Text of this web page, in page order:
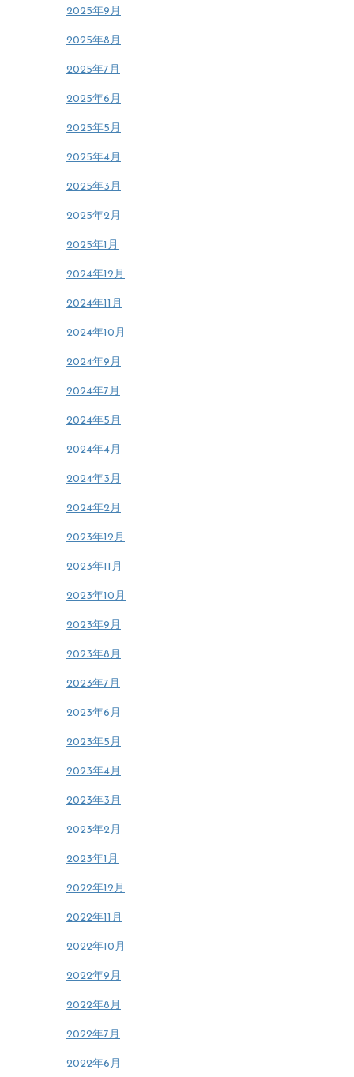
2025年9月
2025年8月
2025年7月
2025年6月
2025年5月
2025年4月
2025年3月
2025年2月
2025年1月
2024年12月
2024年11月
2024年10月
2024年9月
2024年7月
2024年5月
2024年4月
2024年3月
2024年2月
2023年12月
2023年11月
2023年10月
2023年9月
2023年8月
2023年7月
2023年6月
2023年5月
2023年4月
2023年3月
2023年2月
2023年1月
2022年12月
2022年11月
2022年10月
2022年9月
2022年8月
2022年7月
2022年6月